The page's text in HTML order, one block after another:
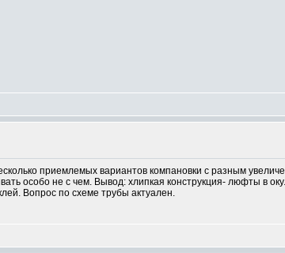
приемлемых вариантов компановки с разным
особо не с чем. Вывод: хлипкая конструкция- люфты в
Вопрос по схеме трубы актуален.